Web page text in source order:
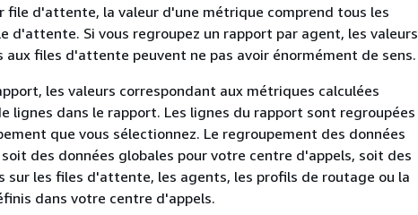
file d'attente, la valeur d'une métrique comprend tous les
d'attente. Si vous regroupez un rapport par agent, les valeurs
aux files d'attente peuvent ne pas avoir énormément de sens.
les valeurs correspondant aux métriques calculées
lignes dans le rapport. Les lignes du rapport sont regroupées
que vous sélectionnez. Le regroupement des données
des données globales pour votre centre d'appels, soit des
sur les files d'attente, les agents, les profils de routage ou la
dans votre centre d'appels.